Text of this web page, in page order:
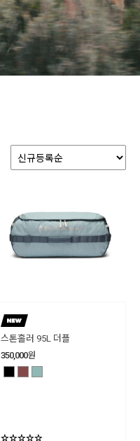
스톤홀러 95L 더플
350,000원